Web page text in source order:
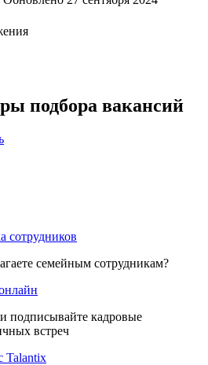
подбора вакансий
сотрудников
семейным сотрудникам?
подписывайте кадровые
встреч
Talantix